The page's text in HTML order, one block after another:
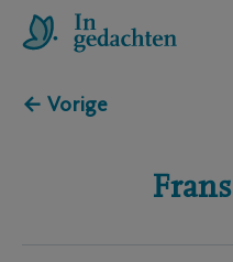
← Vorige
Frans